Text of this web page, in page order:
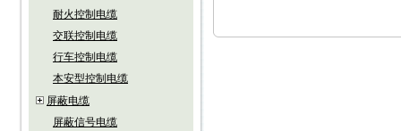
耐火控制电缆
交联控制电缆
行车控制电缆
本安型控制电缆
屏蔽电缆
屏蔽信号电缆